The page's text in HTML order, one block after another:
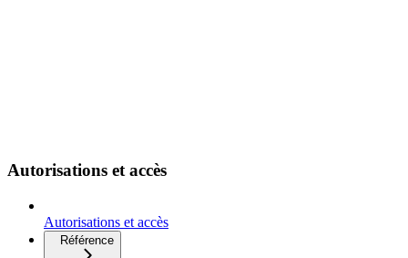
Autorisations et accès
Autorisations et accès
Référence